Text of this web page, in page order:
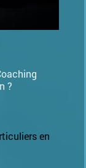
?
en